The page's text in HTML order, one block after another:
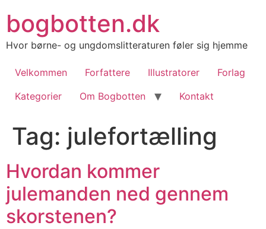
indhold
bogbotten.dk
Hvor børne- og ungdomslitteraturen føler sig hjemme
Velkommen Forfattere Illustratorer
Forlag
Kategorier
Om Bogbotten Kontakt
Tag: julefortælling
Hvordan kommer
julemanden ned gennem
skorstenen?